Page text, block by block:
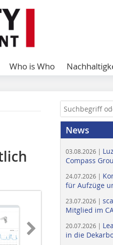
Who is Who
News
03.08.2026 |
Compass
24.07.2026 |
für Aufzüge
23.07.2026 |
Mitglied im
20.07.2026 |
in die